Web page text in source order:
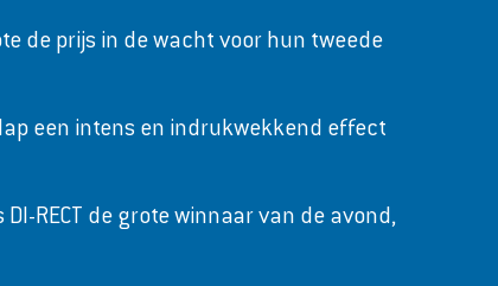
de prijs in de wacht voor hun tweede
een intens en indrukwekkend effect
RECT de grote winnaar van de avond,